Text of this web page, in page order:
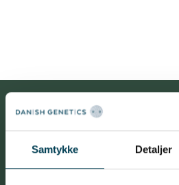
Samtykke Detaljer
100 års erfaring